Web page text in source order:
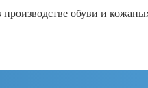
обуви и